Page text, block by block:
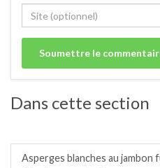
Dans cette section
Asperges blanches au